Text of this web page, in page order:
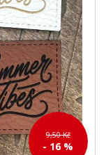
9,50 Kč
- 16 %